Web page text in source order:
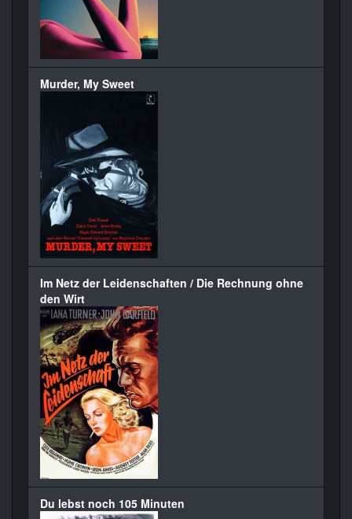
Murder, My Sweet
Im Netz der Leidenschaften / Die Rechnung ohne
den Wirt
Du lebst noch 105 Minuten